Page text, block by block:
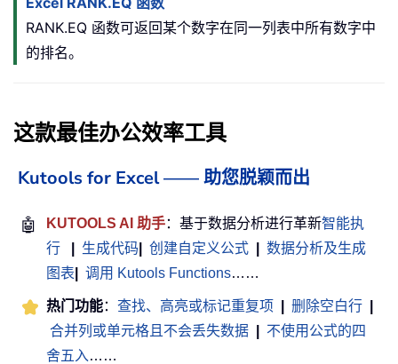
RANK.EQ 函数可返回某个数字在同一列表中所有数字中
的排名。
这款最佳办公效率工具
Kutools for Excel —— 助您脱颖而出
🤖 KUTOOLS AI 助手：基于数据分析进行革新智能执
行
生成代码 创建自定义公式
数据分析及生成
图表
调用 Kutools Functions……
热门功能： 查找、高亮或标记重复项 删除空白行
合并列或单元格且不会丢失数据
不使用公式的四
舍五入 ……